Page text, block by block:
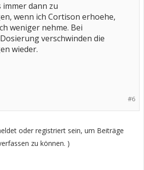
dann zu
wenn ich Cortison erhoehe,
weniger nehme. Bei
verschwinden die
wieder.
#6
oder registriert sein, um Beiträge
zu können. )